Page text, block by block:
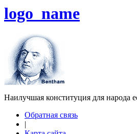
logo_name
Наилучшая конституция для народа
Обратная связь
|